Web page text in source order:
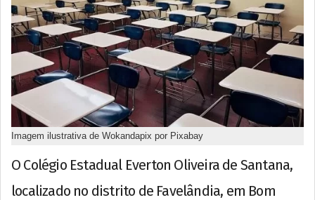
Imagem ilustrativa de Wokandapix por Pixabay
O Colégio Estadual Everton Oliveira de Santana,
localizado no distrito de Favelândia, em Bom